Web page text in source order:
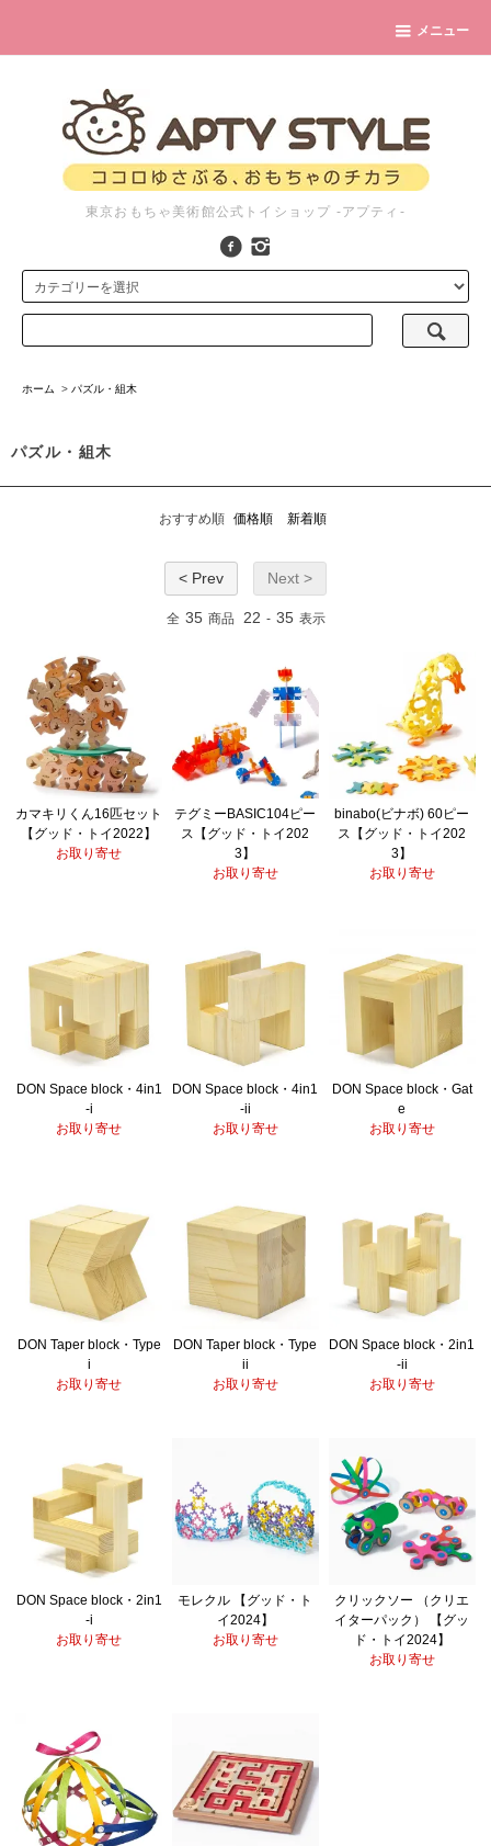
メニュー
東京おもちゃ美術館公式トイショップ -アプティ-
ホーム > パズル・組木
パズル・組木
おすすめ順 価格順 新着順
< Prev Next >
全 35 商品 22 - 35 表示
カマキリくん16匹セット
【グッド・トイ2022】
お取り寄せ
テグミーBASIC104ピー
ス【グッド・トイ202
3】
お取り寄せ
binabo(ビナボ) 60ピー
ス【グッド・トイ202
3】
お取り寄せ
DON Space block・4in1
-i
お取り寄せ
DON Space block・4in1
-ii
お取り寄せ
DON Space block・Gat
e
お取り寄せ
DON Taper block・Type
i
お取り寄せ
DON Taper block・Type
ii
お取り寄せ
DON Space block・2in1
-ii
お取り寄せ
DON Space block・2in1
-i
お取り寄せ
モレクル 【グッド・ト
イ2024】
お取り寄せ
クリックソー （クリエ
イターパック） 【グッ
ド・トイ2024】
お取り寄せ